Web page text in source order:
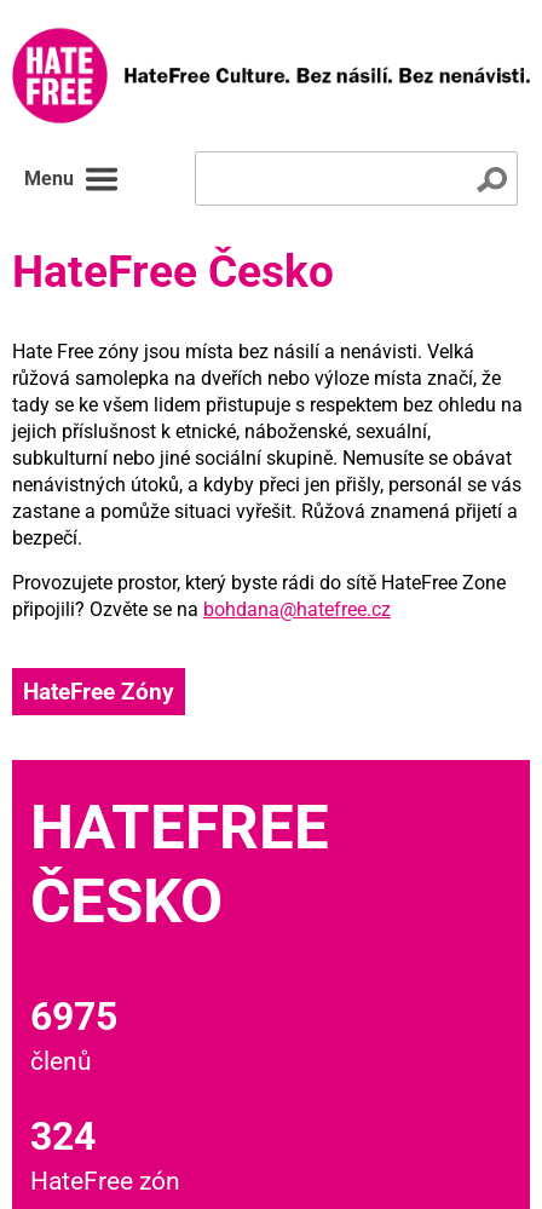
Menu
HateFree Česko
Hate Free zóny jsou místa bez násilí a nenávisti. Velká
růžová samolepka na dveřích nebo výloze místa značí, že
tady se ke všem lidem přistupuje s respektem bez ohledu na
jejich příslušnost k etnické, náboženské, sexuální,
subkulturní nebo jiné sociální skupině. Nemusíte se obávat
nenávistných útoků, a kdyby přeci jen přišly, personál se vás
zastane a pomůže situaci vyřešit. Růžová znamená přijetí a
bezpečí.
Provozujete prostor, který byste rádi do sítě HateFree Zone
připojili? Ozvěte se na bohdana@hatefree.cz
HateFree Zóny
HATEFREE
ČESKO
6975
členů
324
HateFree zón